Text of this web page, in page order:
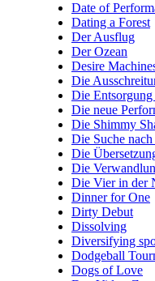
Dating a Forest
Der Ausflug
Der Ozean
Desire
Die
Die Entsorgung
Die neue
Die Shimmy
Die Suche
Die
Die
Die Vier in der
Dinner for One
Dirty Debut
Dissolving
Diversifying
Dodgeball
Dogs of Love